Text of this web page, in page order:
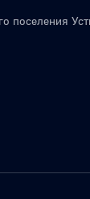
поселения